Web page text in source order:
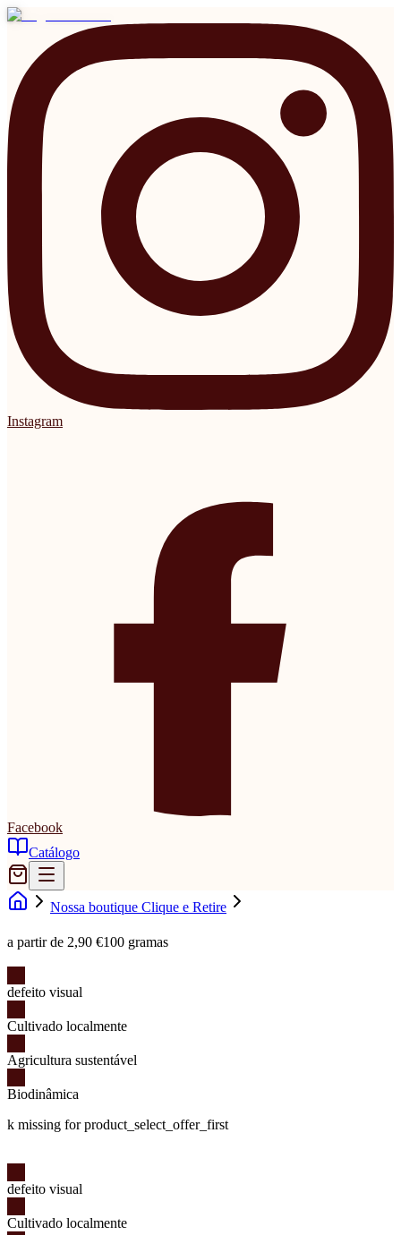
Instagram
Facebook
Catálogo
Nossa boutique Clique e Retire
a partir de 2,90 €100 gramas
defeito visual
Cultivado localmente
Agricultura sustentável
Biodinâmica
k missing for product_select_offer_first
defeito visual
Cultivado localmente